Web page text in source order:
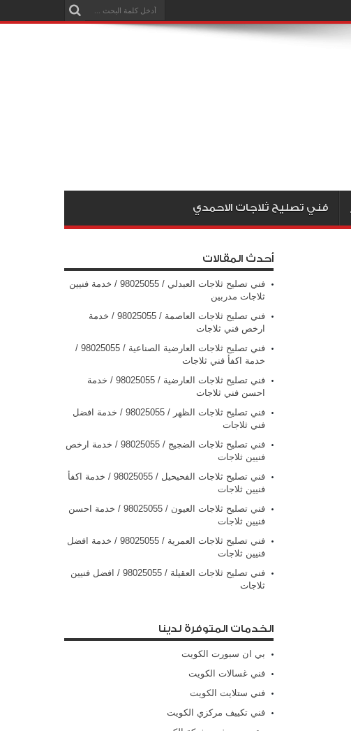
فني تصليح ثلاجات الاحمدي
أحدث المقالات
فني تصليح ثلاجات العبدلي / 98025055 / خدمة فنيين
ثلاجات مدربين
فني تصليح ثلاجات العاصمة / 98025055 / خدمة
ارخص فني ثلاجات
فني تصليح ثلاجات العارضية الصناعية / 98025055 /
خدمة اكفأ فني ثلاجات
فني تصليح ثلاجات العارضية / 98025055 / خدمة
احسن فني ثلاجات
فني تصليح ثلاجات الظهر / 98025055 / خدمة افضل
فني ثلاجات
فني تصليح ثلاجات الضجيج / 98025055 / خدمة ارخص
فنيين ثلاجات
فني تصليح ثلاجات الفحيحيل / 98025055 / خدمة اكفأ
فنيين ثلاجات
فني تصليح ثلاجات العيون / 98025055 / خدمة احسن
فنيين ثلاجات
فني تصليح ثلاجات العمرية / 98025055 / خدمة افضل
فنيين ثلاجات
فني تصليح ثلاجات العقيلة / 98025055 / افضل فنيين
ثلاجات
الخدمات المتوفرة لدينا
بي ان سبورت الكويت
فني غسالات الكويت
فني ستلايت الكويت
فني تكييف مركزي الكويت